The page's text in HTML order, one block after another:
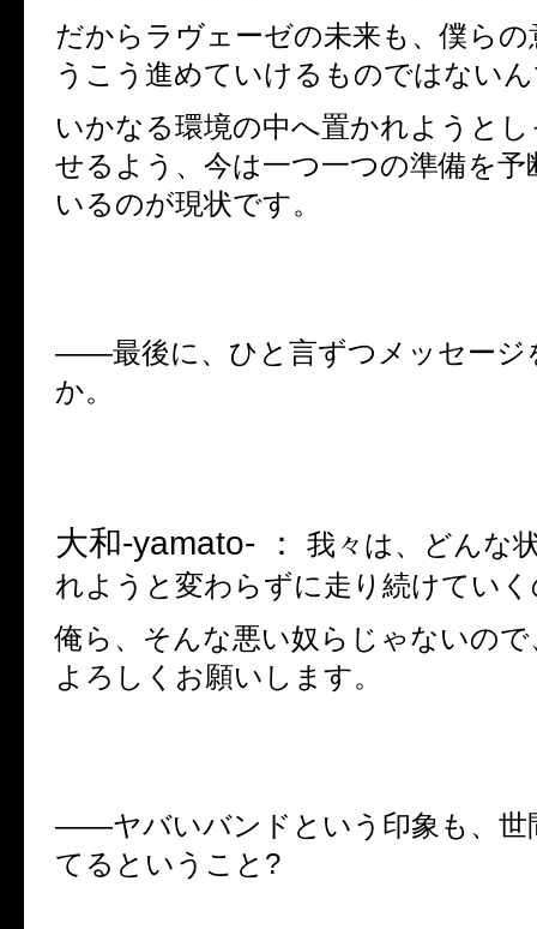
だからラヴェーゼの未来も、僕ら
うこう進めていけるものではない
いかなる環境の中へ置かれようと
せるよう、今は一つ一つの準備を予
いるのが現状です。
――最後に、ひと言ずつメッセー
か。
大和-yamato- ：
我々は、どんな
れようと変わらずに走り続けてい
俺ら、そんな悪い奴らじゃないの
よろしくお願いします。
――ヤバいバンドという印象も、世
てるということ ?